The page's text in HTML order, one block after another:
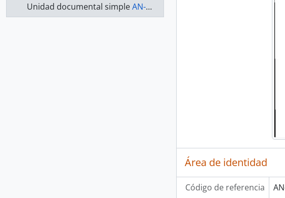
Unidad documental simpleAN-13-15-362 - Actas 2013-2015
Área de identidad
Código de referencia